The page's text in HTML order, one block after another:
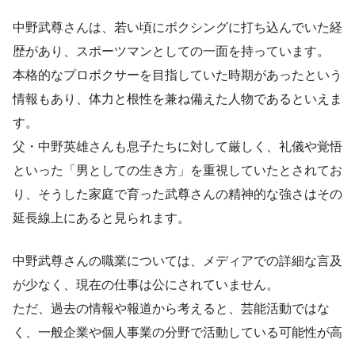
中野武尊さんは、若い頃にボクシングに打ち込んでいた経
歴があり、スポーツマンとしての一面を持っています。
本格的なプロボクサーを目指していた時期があったという
情報もあり、体力と根性を兼ね備えた人物であるといえま
す。
父・中野英雄さんも息子たちに対して厳しく、礼儀や覚悟
といった「男としての生き方」を重視していたとされてお
り、そうした家庭で育った武尊さんの精神的な強さはその
延長線上にあると見られます。
中野武尊さんの職業については、メディアでの詳細な言及
が少なく、現在の仕事は公にされていません。
ただ、過去の情報や報道から考えると、芸能活動ではな
く、一般企業や個人事業の分野で活動している可能性が高